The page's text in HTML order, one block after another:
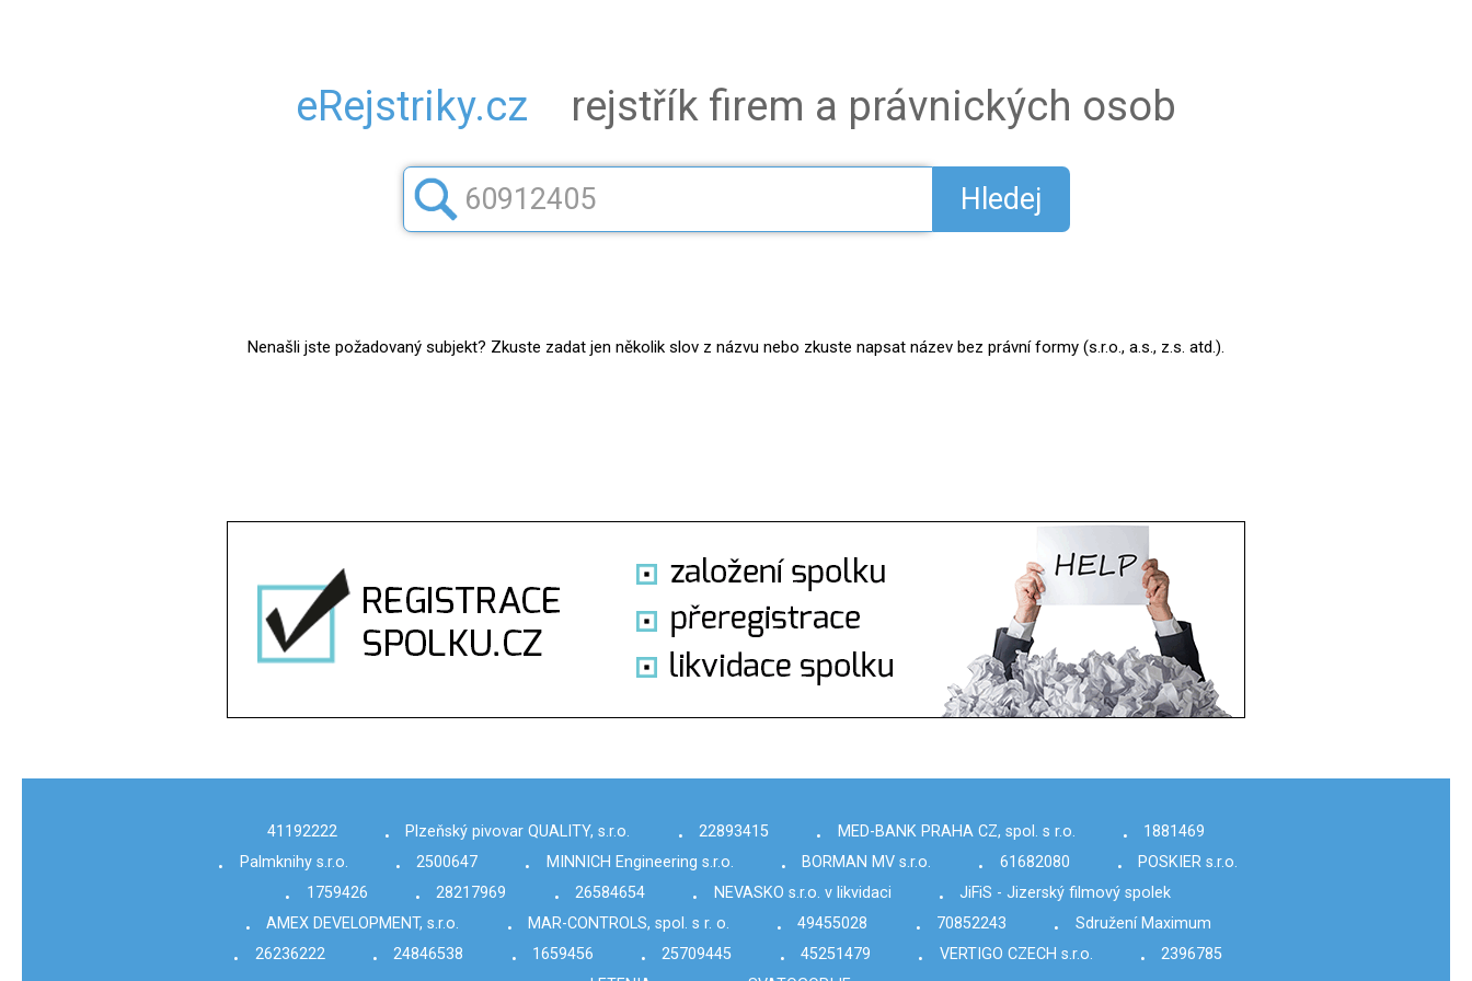
eRejstriky.cz rejstřík firem a právnických osob
Hledej
Nenašli jste požadovaný subjekt? Zkuste zadat jen několik slov z názvu nebo zkuste napsat název bez právní formy (s.r.o., a.s., z.s. atd.).
41192222 • Plzeňský pivovar QUALITY, s.r.o. • 22893415 • MED-BANK PRAHA CZ, spol. s r.o. •
1881469
•
Palmknihy s.r.o. • 2500647 • MINNICH Engineering s.r.o. • BORMAN MV s.r.o. • 61682080 •
POSKIER s.r.o.
•
1759426 • 28217969 • 26584654 • NEVASKO s.r.o. v likvidaci •
JiFiS - Jizerský filmový spolek
•
AMEX DEVELOPMENT, s.r.o. • MAR-CONTROLS, spol. s r. o. • 49455028 • 70852243 •
Sdružení Maximum
•
26236222 • 24846538 • 1659456 • 25709445 • 45251479 • VERTIGO CZECH s.r.o. •
2396785